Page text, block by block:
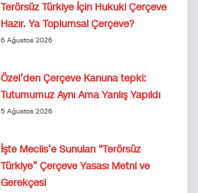
Terörsüz Türkiye İçin Hukuki Çerçeve
Hazır. Ya Toplumsal Çerçeve?
6 Ağustos 2026
Özel’den Çerçeve Kanuna tepki:
Tutumumuz Aynı Ama Yanlış Yapıldı
5 Ağustos 2026
İşte Meclis’e Sunulan “Terörsüz
Türkiye” Çerçeve Yasası Metni ve
Gerekçesi